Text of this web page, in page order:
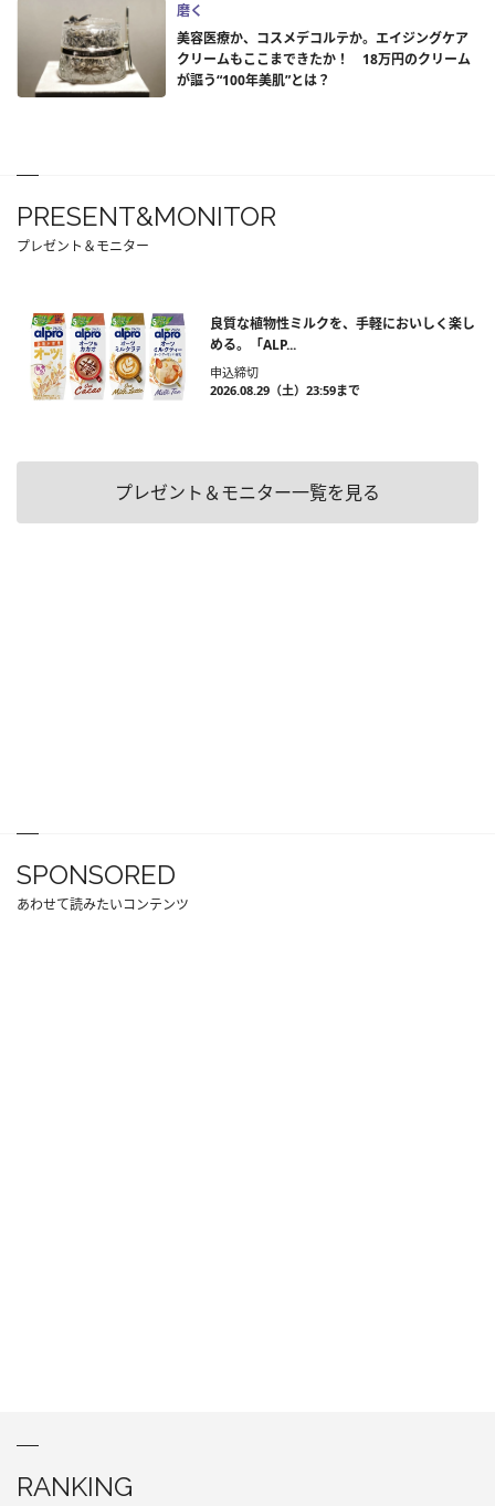
磨く
美容医療か、コスメデコルテか。エイジングケア
クリームもここまできたか！ 18万円のクリーム
が謳う“100年美肌”とは？
PRESENT&MONITOR
プレゼント＆モニター
良質な植物性ミルクを、手軽においしく楽し
める。「ALP...
申込締切
2026.08.29（土）23:59まで
プレゼント＆モニター一覧を見る
SPONSORED
あわせて読みたいコンテンツ
RANKING